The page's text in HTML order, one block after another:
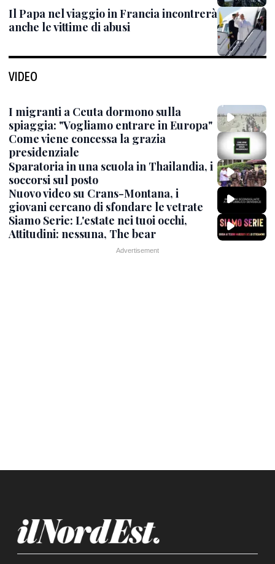
Il Papa nel viaggio in Francia incontrerà
anche le vittime di abusi
VIDEO
I migranti a Ceuta dormono sulla
spiaggia: "Vogliamo entrare in Europa"
Come viene concessa la grazia
presidenziale
Sparatoria in una scuola in Thailandia, i
soccorsi sul posto
Nuovo video su Crans-Montana, i
giovani cercano di sfondare le vetrate
Siamo Serie: L'estate nei tuoi occhi,
Attitudini: nessuna, The bear